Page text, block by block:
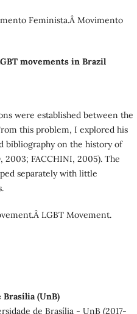
Feminista.Â Movimento
movements in Brazil
were established between the
this problem, I explored his
bibliography on the history of
FACCHINI, 2005). The
separately with little
LGBT Movement.
(UnB)
de Brasília - UnB (2017-